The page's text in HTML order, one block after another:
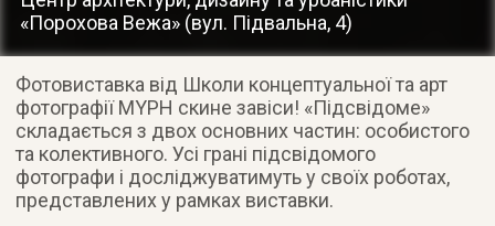
«Порохова Вежа» (вул. Підвальна, 4)
Фотовиставка від Школи концептуальної та арт
фотографії MYPH скине завіси! «Підсвідоме»
складається з двох основних частин: особистого
та колективного. Усі грані підсвідомого
фотографи і досліджуватимуть у своїх роботах,
представлених у рамках виставки.